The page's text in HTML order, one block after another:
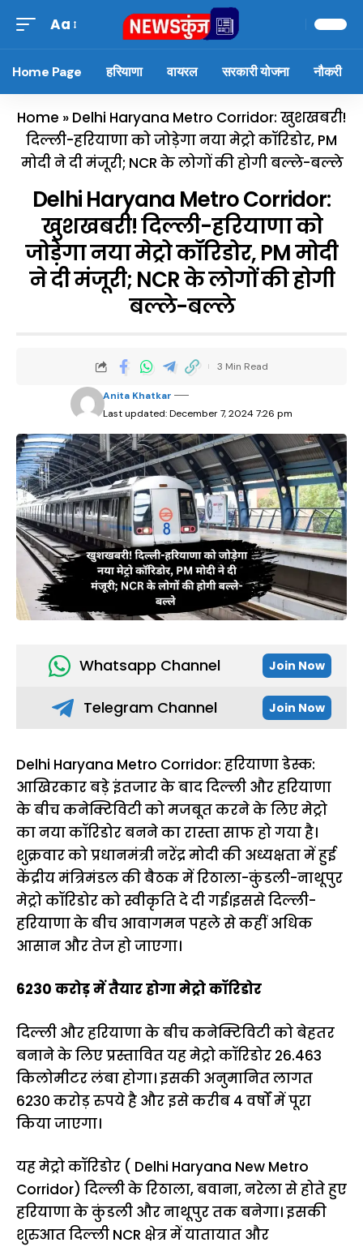
Aa
Home Page हरियाणा वायरल सरकारी योजना नौकरी
Home » Delhi Haryana Metro Corridor: खुशखबरी!
दिल्ली-हरियाणा को जोड़ेगा नया मेट्रो कॉरिडोर, PM
मोदी ने दी मंजूरी; NCR के लोगों की होगी बल्ले-बल्ले
Delhi Haryana Metro Corridor:
खुशखबरी! दिल्ली-हरियाणा को
जोड़ेगा नया मेट्रो कॉरिडोर, PM मोदी
ने दी मंजूरी; NCR के लोगों की होगी
बल्ले-बल्ले
Last updated: December 7, 2024 7:26 pm
Anita Khatkar
3 Min Read
Whatsapp Channel Join Now
Telegram Channel Join Now
Delhi Haryana Metro Corridor: हरियाणा डेस्क:
आखिरकार बड़े इंतजार के बाद दिल्ली और हरियाणा
के बीच कनेक्टिविटी को मजबूत करने के लिए मेट्रो
का नया कॉरिडोर बनने का रास्ता साफ हो गया है।
शुक्रवार को प्रधानमंत्री नरेंद्र मोदी की अध्यक्षता में हुई
केंद्रीय मंत्रिमंडल की बैठक में रिठाला-कुंडली-नाथूपुर
मेट्रो कॉरिडोर को स्वीकृति दे दी गई।इससे दिल्ली-
हरियाणा के बीच आवागमन पहले से कहीं अधिक
आसान और तेज हो जाएगा।
6230 करोड़ में तैयार होगा मेट्रो कॉरिडोर
दिल्ली और हरियाणा के बीच कनेक्टिविटी को बेहतर
बनाने के लिए प्रस्तावित यह मेट्रो कॉरिडोर 26.463
किलोमीटर लंबा होगा। इसकी अनुमानित लागत
6230 करोड़ रुपये है और इसे करीब 4 वर्षों में पूरा
किया जाएगा।
यह मेट्रो कॉरिडोर ( Delhi Haryana New Metro
Corridor) दिल्ली के रिठाला, बवाना, नरेला से होते हुए
हरियाणा के कुंडली और नाथूपुर तक बनेगा। इसकी
शुरुआत दिल्ली NCR क्षेत्र में यातायात और